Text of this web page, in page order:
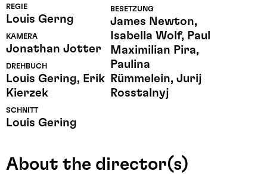
REGIE
Louis Gerng
KAMERA
Jonathan Jotter
DREHBUCH
Louis Gering, Erik
Kierzek
SCHNITT
Louis Gering
BESETZUNG
James Newton,
Isabella Wolf, Paul
Maximilian Pira,
Paulina
Rümmelein, Jurij
Rosstalnyj
About the director(s)